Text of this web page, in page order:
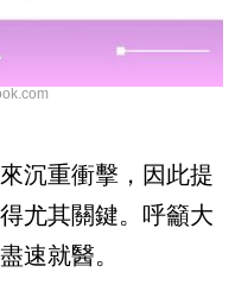
沉重衝擊，因此提
尤其關鍵。呼籲大
速就醫。